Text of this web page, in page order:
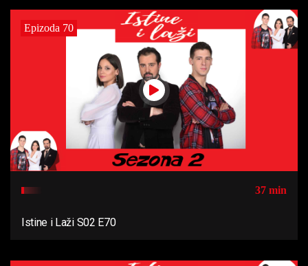
Epizoda 70
37 min
Istine i Laži S02 E70